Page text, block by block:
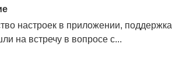
настроек в приложении, поддержка
на встречу в вопросе с...